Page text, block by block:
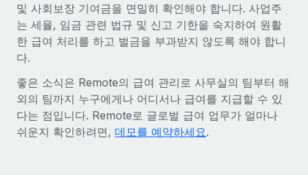
및 사회보장 기여금을 면밀히 확인해야 합니다. 사업주
는 세율, 임금 관련 법규 및 신고 기한을 숙지하여 원활
한 급여 처리를 하고 벌금을 부과받지 않도록 해야 합니
다.
좋은 소식은 Remote의 급여 관리로 사무실의 팀부터 해
외의 팀까지 누구에게나 어디서나 급여를 지급할 수 있
다는 점입니다. Remote로 글로벌 급여 업무가 얼마나
쉬운지 확인하려면, 데모를 예약하세요.